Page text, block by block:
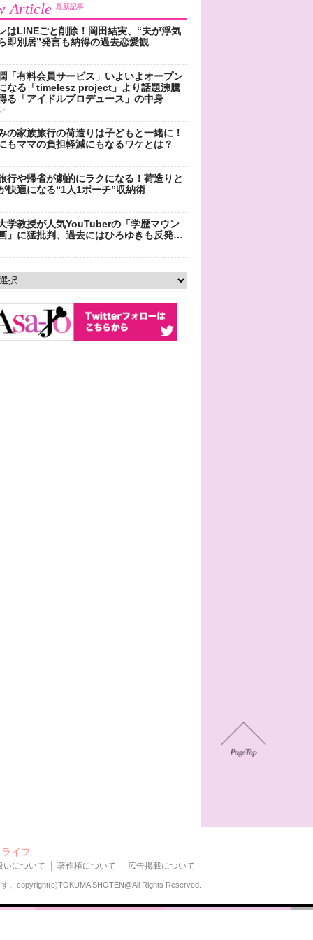
Article 最新記事
はLINEごと削除！岡田結実、“夫が浮気
即別居”発言も納得の過去恋愛観
「有料会員サービス」いよいよオープン
なる「timelesz project」より話題沸騰
る「アイドルプロデュース」の中身
の家族旅行の荷造りは子どもと一緒に！
もママの負担軽減にもなるワケとは？
行や帰省が劇的にラクになる！荷造りと
快適になる“1人1ポーチ”収納術
学教授が人気YouTuberの「学歴マウン
」に猛批判、過去にはひろゆきも反発…
ライフ
いについて 著作権について 広告掲載について
。 copyright(c)TOKUMA SHOTEN@All Rights Reserved.